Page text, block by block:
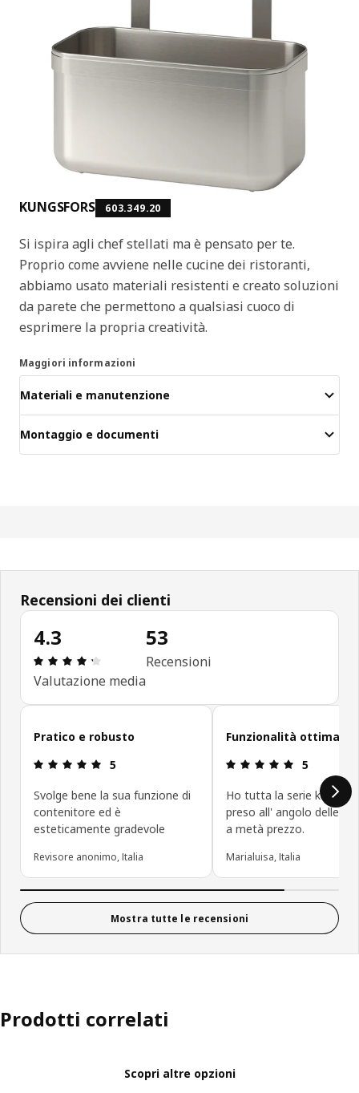
KUNGSFORS 603.349.20
Si ispira agli chef stellati ma è pensato per te.
Proprio come avviene nelle cucine dei ristoranti,
abbiamo usato materiali resistenti e creato soluzioni
da parete che permettono a qualsiasi cuoco di
esprimere la propria creatività.
Maggiori informazioni
Materiali e manutenzione
Montaggio e documenti
Recensioni dei clienti
4.3
Recensione: 4.3 di 5 stelle. Recensioni totali: 53
Valutazione media
53
Recensioni
Salta le recensioni
Pratico e robusto
Recensione: 5 di 5 stelle.
5
Svolge bene la sua funzione di
contenitore ed è
esteticamente gradevole
Revisore anonimo, Italia
Funzionalità ottima
5
Ho tutta la serie
preso all' angolo delle
a metà prezzo.
Marialuisa, Italia
Mostra tutte le recensioni
Prodotti correlati
Scopri altre opzioni